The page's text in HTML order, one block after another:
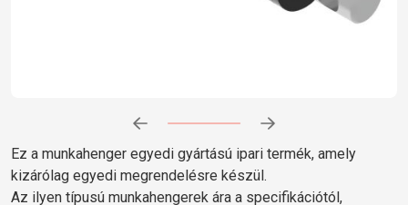
Ez a munkahenger egyedi gyártású ipari termék, amely
kizárólag egyedi megrendelésre készül.
Az ilyen típusú munkahengerek ára a specifikációtól,